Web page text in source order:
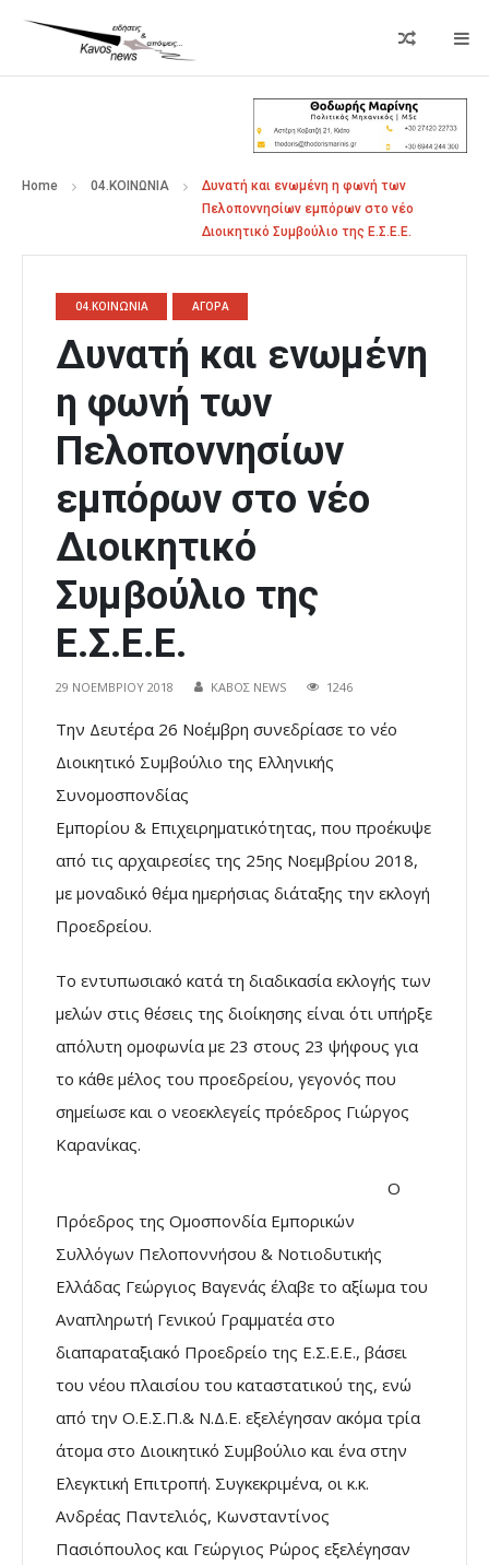
Home 04.ΚΟΙΝΩΝΙΑ
Δυνατή και ενωμένη η φωνή των
Πελοποννησίων εμπόρων στο νέο
Διοικητικό Συμβούλιο της Ε.Σ.Ε.Ε.
04.ΚΟΙΝΩΝΙΑ ΑΓΟΡΑ
Δυνατή και ενωμένη
η φωνή των
Πελοποννησίων
εμπόρων στο νέο
Διοικητικό
Συμβούλιο της
Ε.Σ.Ε.Ε.
29 ΝΟΕΜΒΡΊΟΥ 2018 ΚΑΒΟΣ NEWS 1246
Την Δευτέρα 26 Νοέμβρη συνεδρίασε το νέο
Διοικητικό Συμβούλιο της Ελληνικής
Συνομοσπονδίας
Εμπορίου & Επιχειρηματικότητας, που προέκυψε
από τις αρχαιρεσίες της 25ης Νοεμβρίου 2018,
με μοναδικό θέμα ημερήσιας διάταξης την εκλογή
Προεδρείου.
Το εντυπωσιακό κατά τη διαδικασία εκλογής των
μελών στις θέσεις της διοίκησης είναι ότι υπήρξε
απόλυτη ομοφωνία με 23 στους 23 ψήφους για
το κάθε μέλος του προεδρείου, γεγονός που
σημείωσε και ο νεοεκλεγείς πρόεδρος Γιώργος
Καρανίκας.
Ο
Πρόεδρος της Ομοσπονδία Εμπορικών
Συλλόγων Πελοποννήσου & Νοτιοδυτικής
Ελλάδας Γεώργιος Βαγενάς έλαβε το αξίωμα του
Αναπληρωτή Γενικού Γραμματέα στο
διαπαραταξιακό Προεδρείο της Ε.Σ.Ε.Ε., βάσει
του νέου πλαισίου του καταστατικού της, ενώ
από την Ο.Ε.Σ.Π.& Ν.Δ.Ε. εξελέγησαν ακόμα τρία
άτομα στο Διοικητικό Συμβούλιο και ένα στην
Ελεγκτική Επιτροπή. Συγκεκριμένα, οι κ.κ.
Ανδρέας Παντελιός, Κωνσταντίνος
Πασιόπουλος και Γεώργιος Ρώρος εξελέγησαν